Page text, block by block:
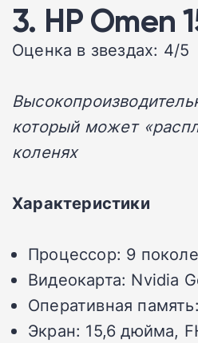
3. HP Omen
Оценка в звездах: 4/5
который может
коленях
Характеристики
Процессор: 9
Видеокарта: Nvidia
Оперативная
Экран: 15,6 дюйма,